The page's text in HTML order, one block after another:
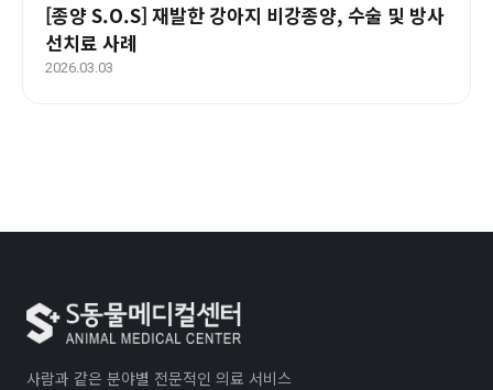
[종양 S.O.S] 재발한 강아지 비강종양, 수술 및 방사
선치료 사례
2026.03.03
사람과 같은 분야별 전문적인 의료 서비스